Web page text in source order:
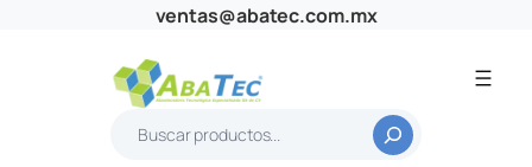
ventas@abatec.com.mx